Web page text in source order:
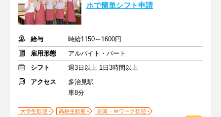
ホで簡単シフト申請
給与
時給1150～1600円
雇用形態
アルバイト・パート
シフト
週3日以上 1日3時間以上
アクセス
多治見駅
車8分
大学生歓迎 高校生歓迎
副業・Ｗワーク歓迎